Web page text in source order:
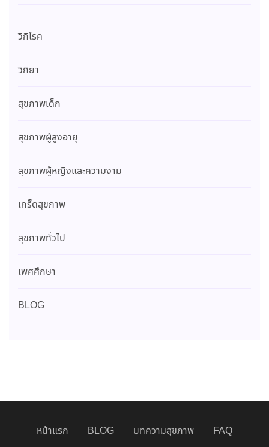
วิกิโรค
วิกิยา
สุขภาพเด็ก
สุขภาพผู้สูงอายุ
สุขภาพผู้หญิงและความงาม
เกร็ดสุขภาพ
สุขภาพทั่วไป
เพศศึกษา
BLOG
หน้าแรก BLOG บทความสุขภาพ FAQ